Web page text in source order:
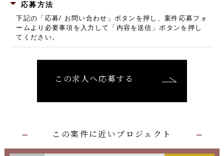
応募方法
下記の「応募/ お問い合わせ」ボタンを押し、 案件応募フォ
ームより必要事項を入力して「内容を送信」ボタンを押し
てください。
この求人へ応募する
この案件に近いプロジェクト